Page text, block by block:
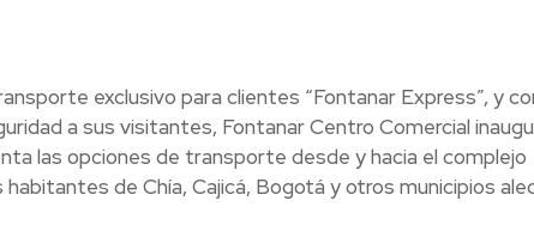
exclusivo para clientes “Fontanar Express”, y
a sus visitantes, Fontanar Centro Comercial
las opciones de transporte desde y hacia el complejo
de Chía, Cajicá, Bogotá y otros municipios